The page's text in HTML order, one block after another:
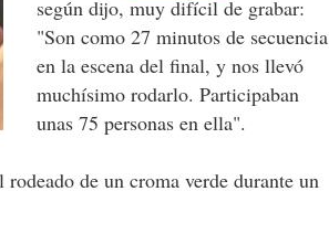
según dijo, muy difícil de grabar:
"Son como 27 minutos de secuencia
en la escena del final, y nos llevó
muchísimo rodarlo. Participaban
unas 75 personas en ella".
de un croma verde durante un